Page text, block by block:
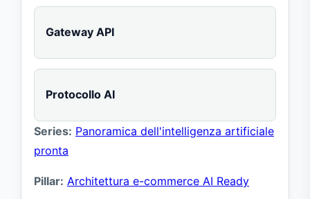
Gateway API
Protocollo AI
Series: Panoramica dell'intelligenza artificiale
pronta
Pillar: Architettura e-commerce AI Ready